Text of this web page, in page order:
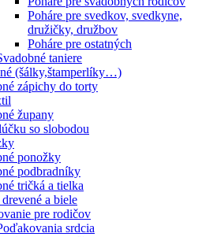
Poháre pre svedkov, svedkyne,
družičky, družbov
Poháre pre ostatných
taniere
(šálky,štamperlíky…)
zápichy do torty
župany
so slobodou
ponožky
podbradníky
tričká a tielka
a biele
pre rodičov
srdcia